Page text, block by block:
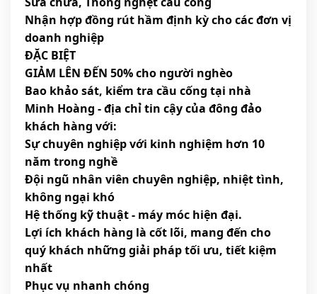
Nhận hợp đồng rút hầm định kỳ cho các đơn vị
doanh nghiệp
ĐẶC BIỆT
GIẢM LÊN ĐẾN 50% cho người nghèo
Bao khảo sát, kiểm tra cầu cống tại nhà
Minh Hoàng - địa chỉ tin cậy của đông đảo
khách hàng với:
Sự chuyên nghiệp với kinh nghiệm hơn 10
năm trong nghề
Đội ngũ nhân viên chuyên nghiệp, nhiệt tình,
không ngại khó
Hệ thống kỹ thuật - máy móc hiện đại.
Lợi ích khách hàng là cốt lõi, mang đến cho
quý khách những giải pháp tối ưu, tiết kiệm
nhất
Phục vụ nhanh chóng